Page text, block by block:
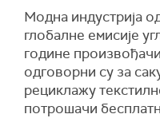
Модна индустрија
глобалне емисије
године
одговорни су за
рециклажу
потрошачи